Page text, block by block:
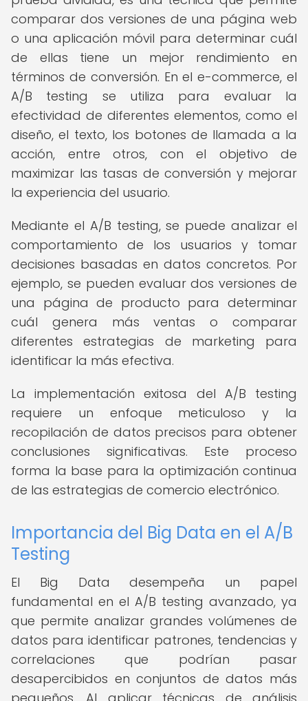
comparar dos versiones de una página web
o una aplicación móvil para determinar cuál
de ellas tiene un mejor rendimiento en
términos de conversión. En el e-commerce, el
A/B testing se utiliza para evaluar la
efectividad de diferentes elementos, como el
diseño, el texto, los botones de llamada a la
acción, entre otros, con el objetivo de
maximizar las tasas de conversión y mejorar
la experiencia del usuario.
Mediante el A/B testing, se puede analizar el
comportamiento de los usuarios y tomar
decisiones basadas en datos concretos. Por
ejemplo, se pueden evaluar dos versiones de
una página de producto para determinar
cuál genera más ventas o comparar
diferentes estrategias de marketing para
identificar la más efectiva.
La implementación exitosa del A/B testing
requiere un enfoque meticuloso y la
recopilación de datos precisos para obtener
conclusiones significativas. Este proceso
forma la base para la optimización continua
de las estrategias de comercio electrónico.
Importancia del Big Data en el A/B
Testing
El Big Data desempeña un papel
fundamental en el A/B testing avanzado, ya
que permite analizar grandes volúmenes de
datos para identificar patrones, tendencias y
correlaciones que podrían pasar
desapercibidos en conjuntos de datos más